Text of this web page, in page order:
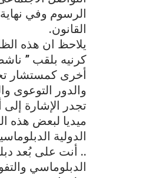
الرسوم وفي
القانون.
كرنيه بلقب ”
أخرى كمستشار
والدور التوعوى
تجدر الإشارة
ميديا لبعض هذه
الدولية
.. أنت على بُعد
الدبلوماسي